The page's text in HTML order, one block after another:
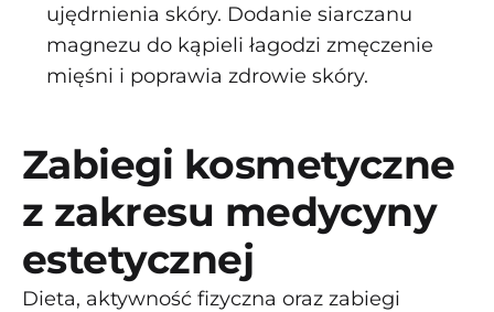
ujędrnienia skóry. Dodanie siarczanu
magnezu do kąpieli łagodzi zmęczenie
mięśni i poprawia zdrowie skóry.
Zabiegi kosmetyczne
z zakresu medycyny
estetycznej
Dieta, aktywność fizyczna oraz zabiegi